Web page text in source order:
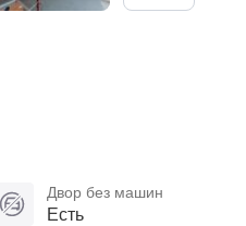
Двор без машин
Есть